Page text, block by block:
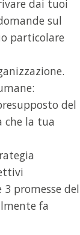
dai tuoi
sul
particolare
del
che la tua
promesse del
fa